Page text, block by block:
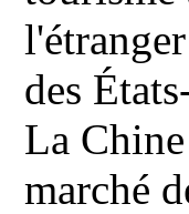
des
La
marché